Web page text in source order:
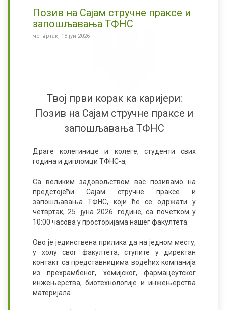
Позив на Сајам стручне праксе и
запошљавања ТФНС
четвртак, 18 јун 2026
Твој први корак ка каријери:
Позив на Сајам стручне праксе и
запошљавања ТФНС
Драге колегинице и колеге, студенти свих
година и дипломци ТФНС-а,
Са великим задовољством вас позивамо на
предстојећи Сајам стручне праксе и
запошљавања ТФНС, који ће се одржати у
четвртак, 25. јуна 2026. године, са почетком у
10:00 часова у просторијама нашег факултета.
Ово је јединствена прилика да на једном месту,
у холу свог факултета, ступите у директан
контакт са представницима водећих компанија
из прехрамбеног, хемијског, фармацеутског
инжењерства, биотехнологије и инжењерства
материјала.